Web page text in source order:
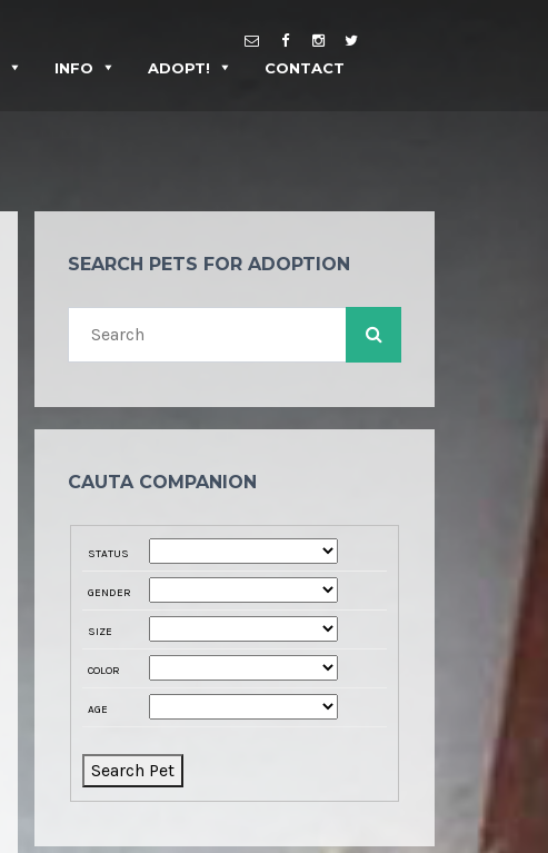
INFO ADOPT! CONTACT
SEARCH PETS FOR ADOPTION
CAUTA COMPANION
STATUS
GENDER
SIZE
COLOR
AGE